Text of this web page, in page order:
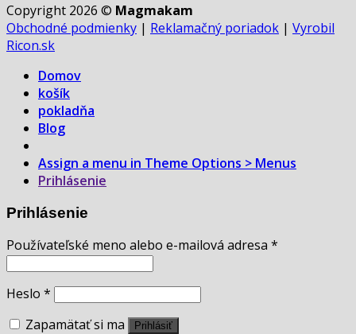
Copyright 2026 © Magmakam
Obchodné podmienky | Reklamačný poriadok | Vyrobil
Ricon.sk
Domov
košík
pokladňa
Blog
Assign a menu in Theme Options > Menus
Prihlásenie
Prihlásenie
Používateľské meno alebo e-mailová adresa *
Heslo *
Zapamätať si ma
Prihlásiť